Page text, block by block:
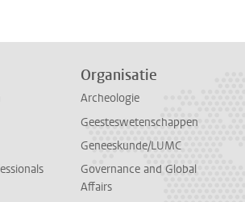
Organisatie
Archeologie
Geesteswetenschappen
Geneeskunde/LUMC
Governance and Global
Affairs